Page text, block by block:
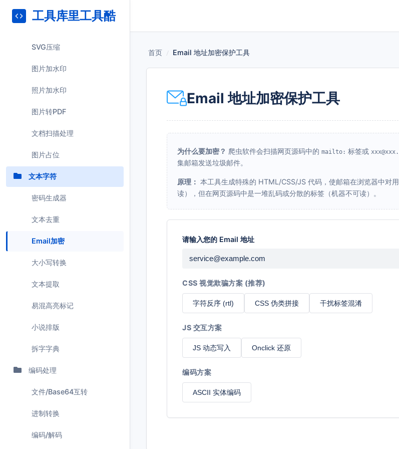
工具库里工具酷
SVG压缩
图片加水印
照片加水印
图片转PDF
文档扫描处理
图片占位
文本字符
密码生成器
文本去重
Email加密
大小写转换
文本提取
易混高亮标记
小说排版
拆字字典
编码处理
文件/Base64互转
进制转换
编码/解码
首页 / Email 地址加密保护工具
Email 地址加密保护工具
为什么要加密？ 爬虫软件会扫描网页源码中的 mailto: 标签或
集邮箱发送垃圾邮件。
原理： 本工具生成特殊的 HTML/CSS/JS 代码，使邮箱在浏览器中对
读），但在网页源码中是一堆乱码或分散的标签（机器不可读）。
请输入您的 Email 地址
CSS 视觉欺骗方案 (推荐)
字符反序 (rtl) CSS 伪类拼接 干扰标签混淆
JS 交互方案
JS 动态写入 Onclick 还原
编码方案
ASCII 实体编码